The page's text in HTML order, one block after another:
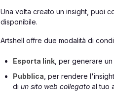
Una volta creato un insight, puoi
disponibile.
Artshell offre due modalità di
Esporta link, per generare
Pubblica , per rendere
di un sito web collegatoal tuo